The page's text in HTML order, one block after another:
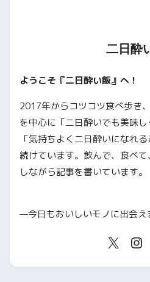
二日酔
ようこそ『二日酔い飯』へ！
2017年からコツコツ食べ歩き
を中心に「二日酔いでも美味
「気持ちよく二日酔いになれ
続けています。飲んで、食べ
しながら記事を書いています。
—今日もおいしいモノに出会え